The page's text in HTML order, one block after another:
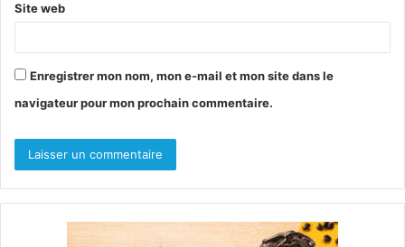
Site web
Enregistrer mon nom, mon e-mail et mon site dans le
navigateur pour mon prochain commentaire.